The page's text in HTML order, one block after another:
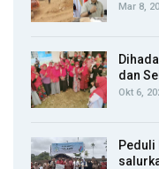
Mar 8,
dan
Okt 6,
Peduli